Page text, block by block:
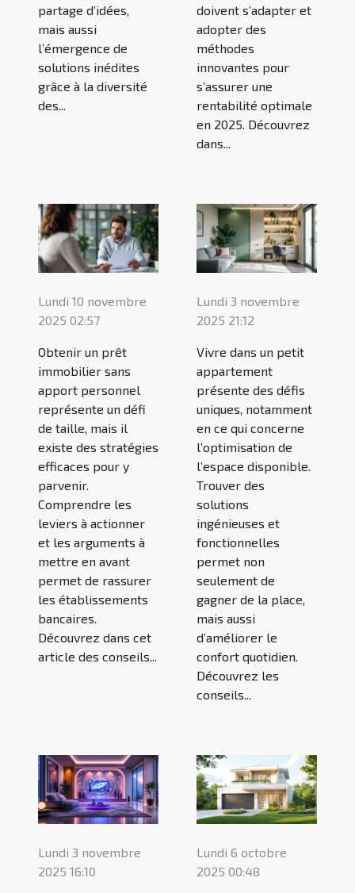
partage d’idées,
mais aussi
l’émergence de
solutions inédites
grâce à la diversité
des...
doivent s’adapter et
adopter des
méthodes
innovantes pour
s’assurer une
rentabilité optimale
en 2025. Découvrez
dans...
Lundi 10 novembre
2025 02:57
Obtenir un prêt
immobilier sans
apport personnel
représente un défi
de taille, mais il
existe des stratégies
efficaces pour y
parvenir.
Comprendre les
leviers à actionner
et les arguments à
mettre en avant
permet de rassurer
les établissements
bancaires.
Découvrez dans cet
article des conseils...
Lundi 3 novembre
2025 21:12
Vivre dans un petit
appartement
présente des défis
uniques, notamment
en ce qui concerne
l’optimisation de
l’espace disponible.
Trouver des
solutions
ingénieuses et
fonctionnelles
permet non
seulement de
gagner de la place,
mais aussi
d’améliorer le
confort quotidien.
Découvrez les
conseils...
Lundi 3 novembre
2025 16:10
Lundi 6 octobre
2025 00:48